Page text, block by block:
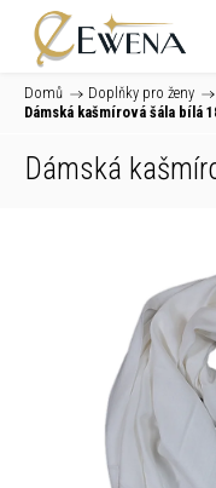
Domů / Doplňky pro ženy /
Dámská kašmírová šála bílá
Dámská